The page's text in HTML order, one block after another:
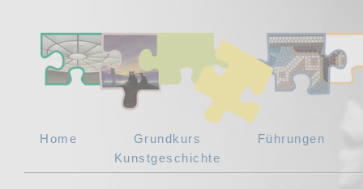
Home
Grundkurs
Kunstgeschichte
Führungen